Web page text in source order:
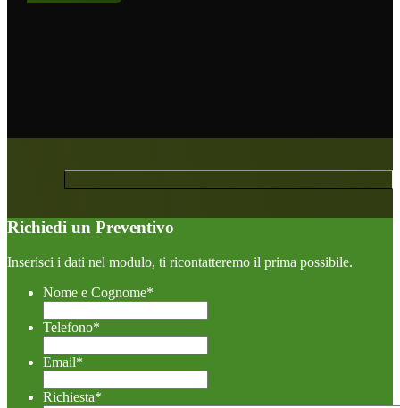
Richiedi un Preventivo
Inserisci i dati nel modulo, ti ricontatteremo il prima possibile.
Nome e Cognome*
Telefono*
Email*
Richiesta*